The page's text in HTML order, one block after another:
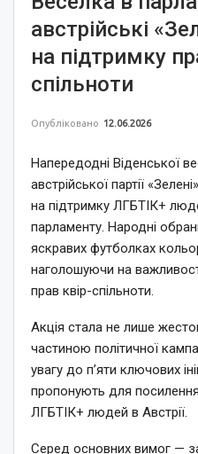
австрійські
на підтримку
спільноти
Опубліковано 12.06.2026
Напередодні Віденської
австрійської партії
на підтримку ЛГБТІК+
парламенту. Народні
яскравих футболках
наголошуючи на
прав квір-спільноти.
Акція стала не лише
частиною політичної
увагу до п’яти ключових
пропонують для
ЛГБТІК+ людей в Австрії.
Серед основних вимог —